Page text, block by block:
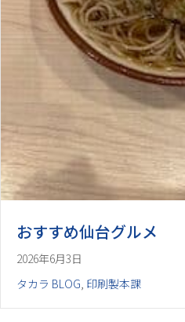
おすすめ仙台グルメ
2026年6月3日
タカラ BLOG 印刷製本課